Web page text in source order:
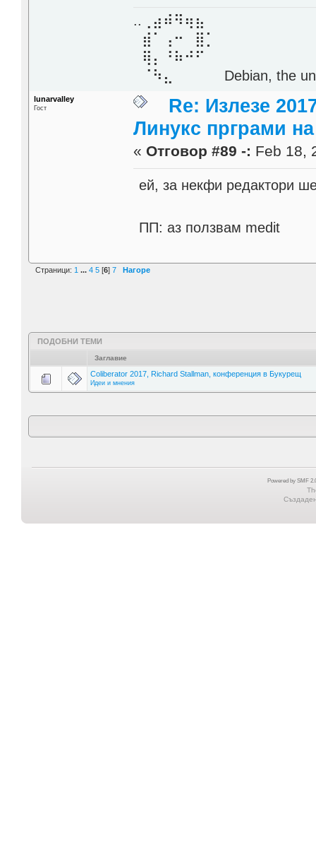
..⢀⣴⠾⠻⢶⣦⠀
⣾⠁⢠⠒⠀⣿⡁
⢿⡄⠘⠷⠚⠋
⠈⠳⣄⠀⠀⠀⠀ Debian, the
lunarvalley
Гост
Re: Излезе
Линукс прграми
« Отговор #89 -: Feb 18,
ей, за некфи редактори
ПП: аз ползвам medit
Страници: 1 ... 4 5 [6] 7 Нагоре
ПОДОБНИ ТЕМИ
Заглавие
Coliberator 2017, Richard Stallman, конференция в Букурещ
Идеи и мнения
Powered by SMF